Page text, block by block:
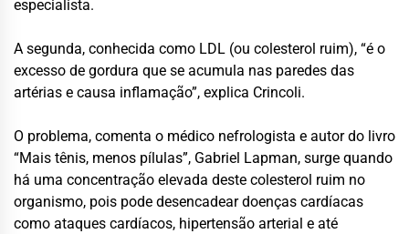
especialista.
A segunda, conhecida como LDL (ou colesterol ruim), “é o
excesso de gordura que se acumula nas paredes das
artérias e causa inflamação”, explica Crincoli.
O problema, comenta o médico nefrologista e autor do livro
“Mais tênis, menos pílulas”, Gabriel Lapman, surge quando
há uma concentração elevada deste colesterol ruim no
organismo, pois pode desencadear doenças cardíacas
como ataques cardíacos, hipertensão arterial e até